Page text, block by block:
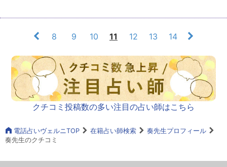
8 9 10 11 12 13 14
クチコミ投稿数の多い注目の占い師はこちら
電話占いヴェルニTOP 在籍占い師検索
奏先生プロフィール
奏先生のクチコミ